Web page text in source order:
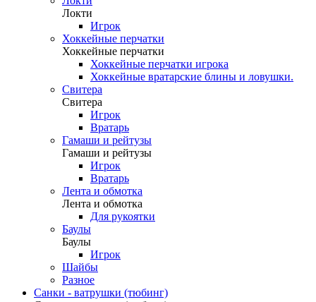
Локти
Игрок
Хоккейные перчатки
Хоккейные перчатки
Хоккейные перчатки игрока
Хоккейные вратарские блины и ловушки.
Свитера
Свитера
Игрок
Вратарь
Гамаши и рейтузы
Гамаши и рейтузы
Игрок
Вратарь
Лента и обмотка
Лента и обмотка
Для рукоятки
Баулы
Баулы
Игрок
Шайбы
Разное
Санки - ватрушки (тюбинг)